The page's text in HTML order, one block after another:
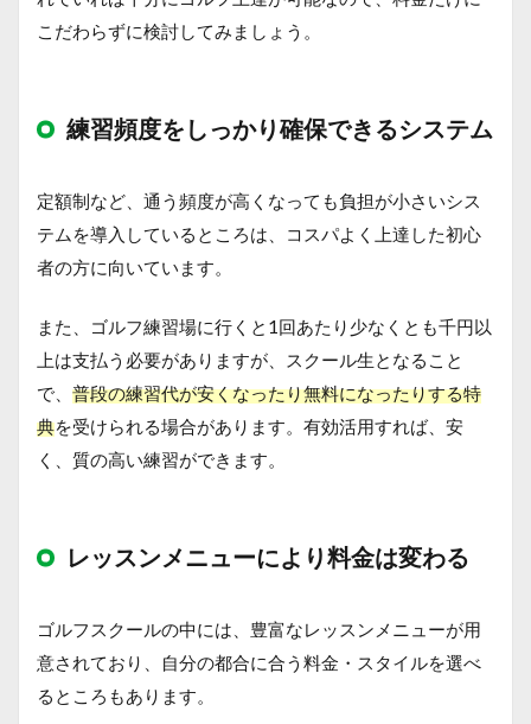
こだわらずに検討してみましょう。
練習頻度をしっかり確保できるシステム
定額制など、通う頻度が高くなっても負担が小さいシス
テムを導入しているところは、コスパよく上達した初心
者の方に向いています。
また、ゴルフ練習場に行くと1回あたり少なくとも千円以
上は支払う必要がありますが、スクール生となること
で、 普段の練習代が安くなったり無料になったりする特
典を受けられる場合があります。有効活用すれば、安
く、質の高い練習ができます。
レッスンメニューにより料金は変わる
ゴルフスクールの中には、豊富なレッスンメニューが用
意されており、自分の都合に合う料金・スタイルを選べ
るところもあります。